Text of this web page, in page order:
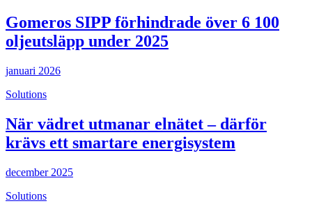
Gomeros SIPP förhindrade över 6 100
oljeutsläpp under 2025
januari 2026
Solutions
När vädret utmanar elnätet – därför
krävs ett smartare energisystem
december 2025
Solutions